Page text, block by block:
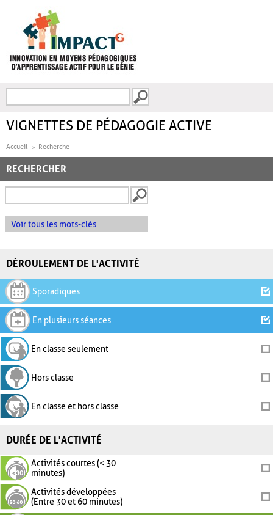
FORMULAIRE DE
VIGNETTES DE PÉDAGOGIE ACTIVE
Accueil Recherche
RECHERCHER
Voir tous les mots-clés
DÉROULEMENT DE L'ACTIVITÉ
Sporadiques
En plusieurs séances
En classe seulement
Hors classe
En classe et hors classe
DURÉE DE L'ACTIVITÉ
Activités courtes (< 30
minutes)
Activités développées
(Entre 30 et 60 minutes)